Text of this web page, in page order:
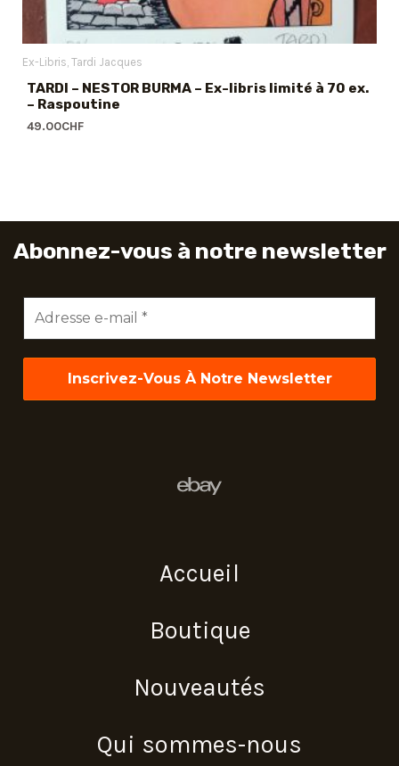
Ex-Libris Tardi Jacques
TARDI – NESTOR BURMA – Ex-libris limité à 70 ex.
– Raspoutine
49.00CHF
Abonnez-vous à notre newsletter
mail
*
Accueil
Boutique
Nouveautés
Qui sommes-nous